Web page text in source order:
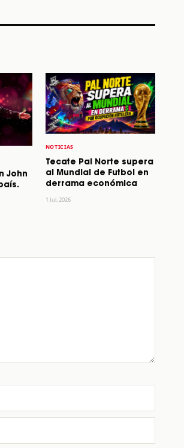
John
NOTICIAS
Tecate Pal Norte supera
al Mundial de Futbol en
derrama económica
1 Jul, 2026